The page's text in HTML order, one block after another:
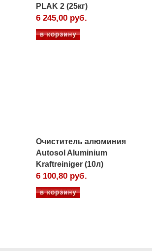
PLAK 2 (25кг)
6 245,00 руб.
Очиститель алюминия
Autosol Aluminium
Kraftreiniger (10л)
6 100,80 руб.